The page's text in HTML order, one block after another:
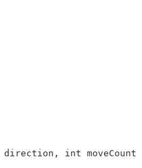
direction , int moveCount